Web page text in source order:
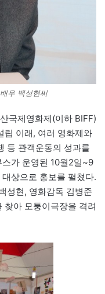
우 백성현씨
국제영화제(이하 BIFF)
립 이래, 여러 영화제와
등 관객운동의 성과를
가 운영된 10월2일~9
상으로 홍보를 펼쳤다.
성현, 영화감독 김병준
찾아 모퉁이극장을 격려